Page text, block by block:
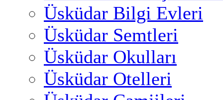
Üsküdar Bilgi Evleri
Üsküdar Semtleri
Üsküdar Okulları
Üsküdar Otelleri